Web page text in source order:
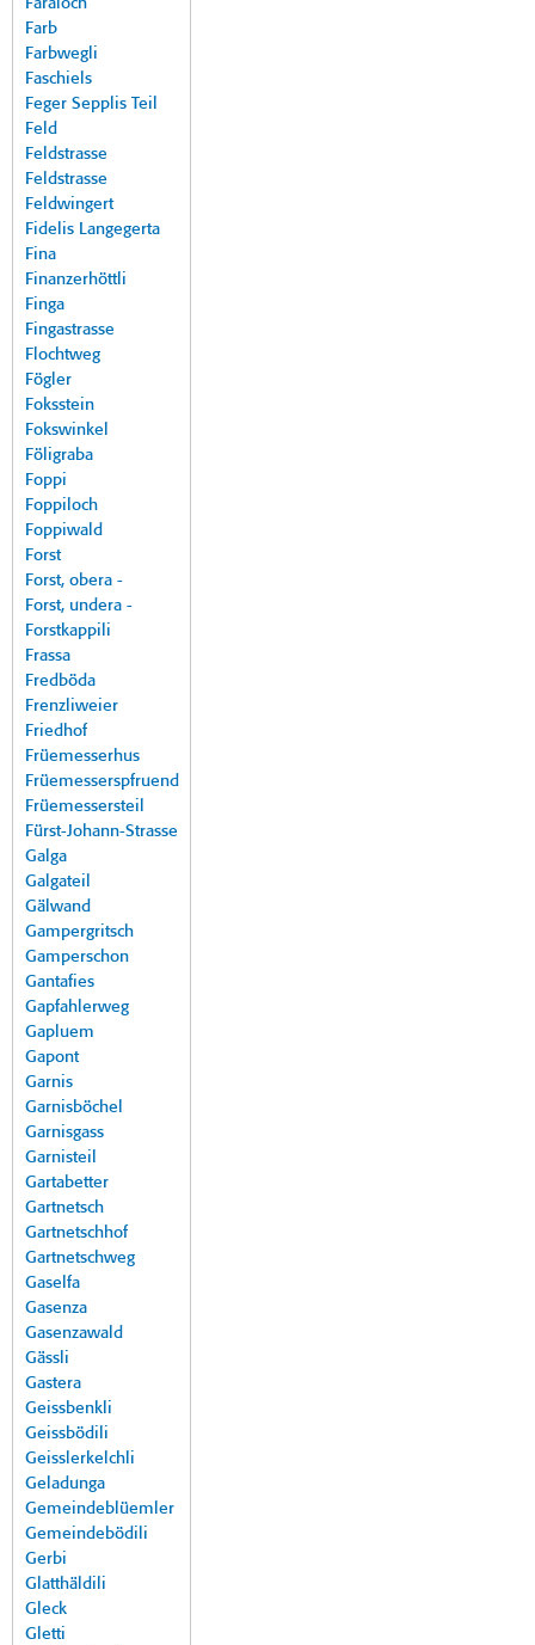
Faraloch
Farb
Farbwegli
Faschiels
Feger Sepplis Teil
Feld
Feldstrasse
Feldstrasse
Feldwingert
Fidelis Langegerta
Fina
Finanzerhöttli
Finga
Fingastrasse
Flochtweg
Fögler
Foksstein
Fokswinkel
Föligraba
Foppi
Foppiloch
Foppiwald
Forst
Forst, obera -
Forst, undera -
Forstkappili
Frassa
Fredböda
Frenzliweier
Friedhof
Früemesserhus
Früemesserspfruend
Früemessersteil
Fürst-Johann-Strasse
Galga
Galgateil
Gälwand
Gampergritsch
Gamperschon
Gantafies
Gapfahlerweg
Gapluem
Gapont
Garnis
Garnisböchel
Garnisgass
Garnisteil
Gartabetter
Gartnetsch
Gartnetschhof
Gartnetschweg
Gaselfa
Gasenza
Gasenzawald
Gässli
Gastera
Geissbenkli
Geissbödili
Geisslerkelchli
Geladunga
Gemeindeblüemler
Gemeindebödili
Gerbi
Glatthäldili
Gleck
Gletti